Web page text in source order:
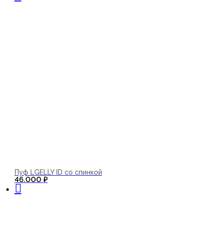
Пуф LGELLY ID со спинкой
46.000 ₽